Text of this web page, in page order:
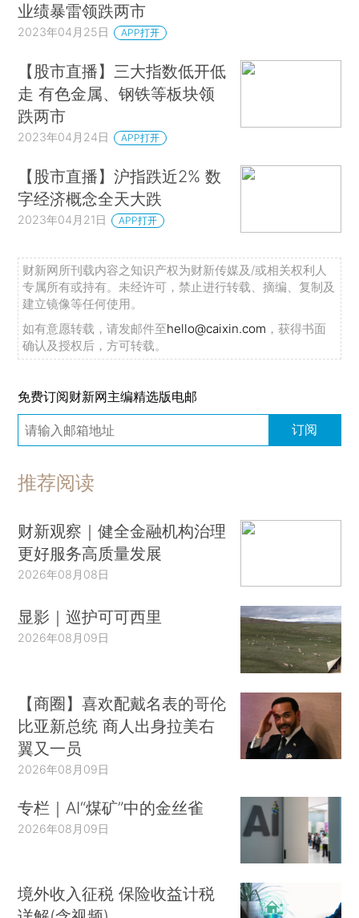
业绩暴雷领跌两市
2023年04月25日 APP打开
【股市直播】三大指数低开低
走 有色金属、钢铁等板块领
跌两市
2023年04月24日 APP打开
【股市直播】沪指跌近2% 数
字经济概念全天大跌
2023年04月21日 APP打开
财新网所刊载内容之知识产权为财新传媒及/或相关权利人
专属所有或持有。未经许可，禁止进行转载、摘编、复制及
建立镜像等任何使用。
如有意愿转载，请发邮件至hello@caixin.com ，获得书面
确认及授权后，方可转载。
免费订阅财新网主编精选版电邮
订阅
推荐阅读
财新观察｜健全金融机构治理
更好服务高质量发展
2026年08月08日
显影｜巡护可可西里
2026年08月09日
【商圈】喜欢配戴名表的哥伦
比亚新总统 商人出身拉美右
翼又一员
2026年08月09日
专栏｜AI“煤矿”中的金丝雀
2026年08月09日
境外收入征税 保险收益计税